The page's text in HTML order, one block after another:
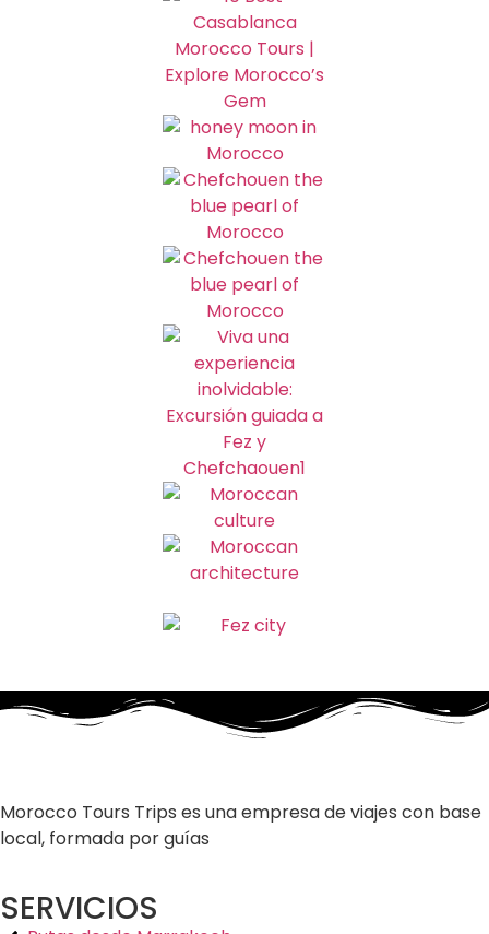
Morocco Tours Trips es una empresa de viajes con base
local, formada por guías
SERVICIOS